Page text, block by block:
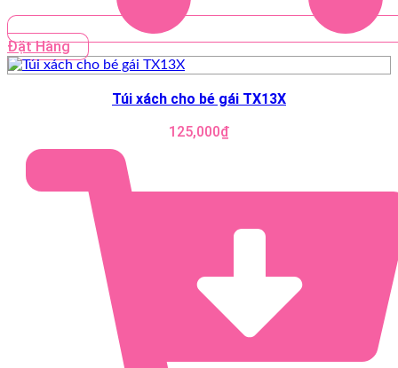
Đặt Hàng
Túi xách cho bé gái TX13X
125,000₫